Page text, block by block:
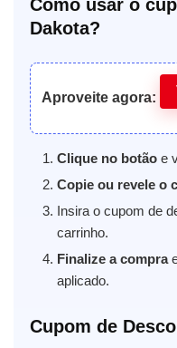
Como usar o
Dakota?
Aproveite agora:
Clique no botão e
Copie ou revele o
Insira o cupom de
carrinho.
Finalize a compra
aplicado.
Cupom de